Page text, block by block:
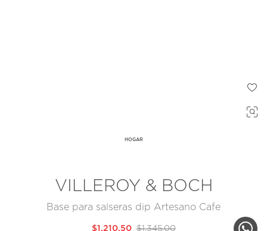
HOGAR
VILLEROY & BOCH
Base para salseras dip Artesano Cafe
$1,345.00
$1,210.50